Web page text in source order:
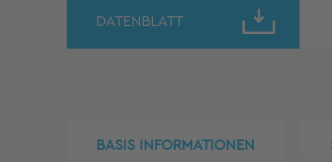
DATENBLATT
BASIS INFORMATIONEN